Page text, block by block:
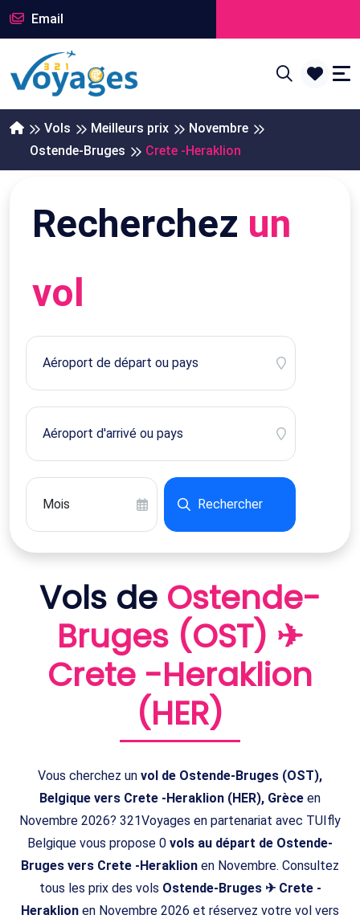
Email
Vols Meilleurs prix
Novembre
Ostende-Bruges
Crete -Heraklion
Recherchez un
vol
Rechercher
Vols de Ostende-
Bruges (OST) ✈
Crete -Heraklion
(HER)
Vous cherchez un vol de Ostende-Bruges (OST),
Belgique vers Crete -Heraklion (HER), Grèce en
Novembre 2026? 321Voyages en partenariat avec TUIfly
Belgique vous propose 0 vols au départ de Ostende-
Bruges vers Crete -Heraklion en Novembre. Consultez
tous les prix des vols Ostende-Bruges ✈ Crete -
Heraklion en Novembre 2026 et réservez votre vol vers